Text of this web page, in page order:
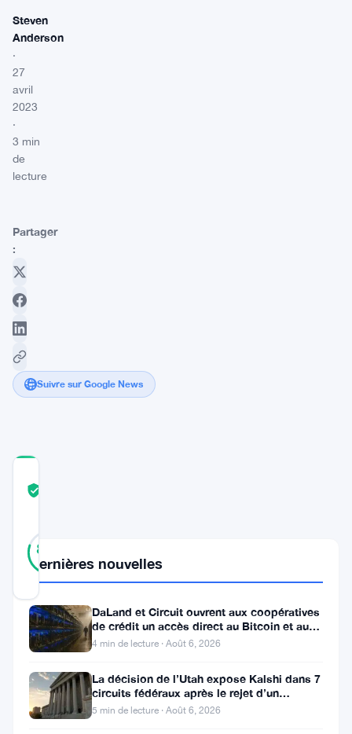
Steven
Anderson
·
27
avril
2023
·
3 min
de
lecture
Partager
:
Suivre sur Google News
80
RÉEL
Les
utilisateurs
Google
Ads
Dernières nouvelles
DaLand et Circuit ouvrent aux coopératives
de crédit un accès direct au Bitcoin et aux
actifs numériques
4 min de lecture · Août 6, 2026
La décision de l’Utah expose Kalshi dans 7
circuits fédéraux après le rejet d’un
bouclier fédéral
5 min de lecture · Août 6, 2026